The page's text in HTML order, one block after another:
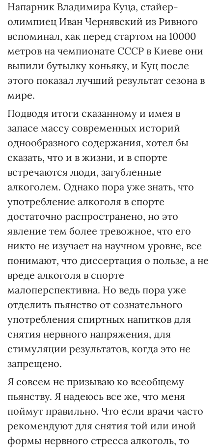
Напарник Владимира Куца, стайер-
олимпиец Иван Чернявский из Ривного
вспоминал, как перед стартом на 10000
метров на чемпионате СССР в Киеве они
выпили бутылку коньяку, и Куц после
этого показал лучший результат сезона в
мире.
Подводя итоги сказанному и имея в
запасе массу современных историй
однообразного содержания, хотел бы
сказать, что и в жизни, и в спорте
встречаются люди, загубленные
алкоголем. Однако пора уже знать, что
употребление алкоголя в спорте
достаточно распространено, но это
явление тем более тревожное, что его
никто не изучает на научном уровне, все
понимают, что диссертация о пользе, а не
вреде алкоголя в спорте
малоперспективна. Но ведь пора уже
отделить пьянство от сознательного
употребления спиртных напитков для
снятия нервного напряжения, для
стимуляции результатов, когда это не
запрещено.
Я совсем не призываю ко всеобщему
пьянству. Я надеюсь все же, что меня
поймут правильно. Что если врачи часто
рекомендуют для снятия той или иной
формы нервного стресса алкоголь, то